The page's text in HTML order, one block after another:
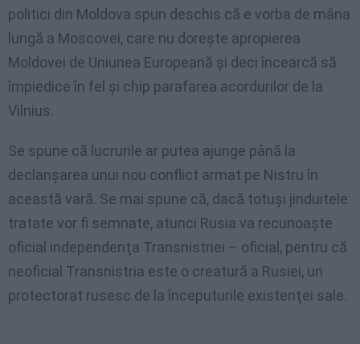
politici din Moldova spun deschis că e vorba de mâna
lungă a Moscovei, care nu doreşte apropierea
Moldovei de Uniunea Europeană şi deci încearcă să
împiedice în fel şi chip parafarea acordurilor de la
Vilnius.
Se spune că lucrurile ar putea ajunge până la
declanşarea unui nou conflict armat pe Nistru în
această vară. Se mai spune că, dacă totuşi jinduitele
tratate vor fi semnate, atunci Rusia va recunoaşte
oficial independenţa Transnistriei – oficial, pentru că
neoficial Transnistria este o creatură a Rusiei, un
protectorat rusesc de la începuturile existenţei sale.